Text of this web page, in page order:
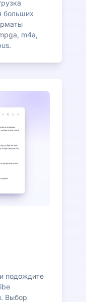
больших
m4a,
подождите
Выбор